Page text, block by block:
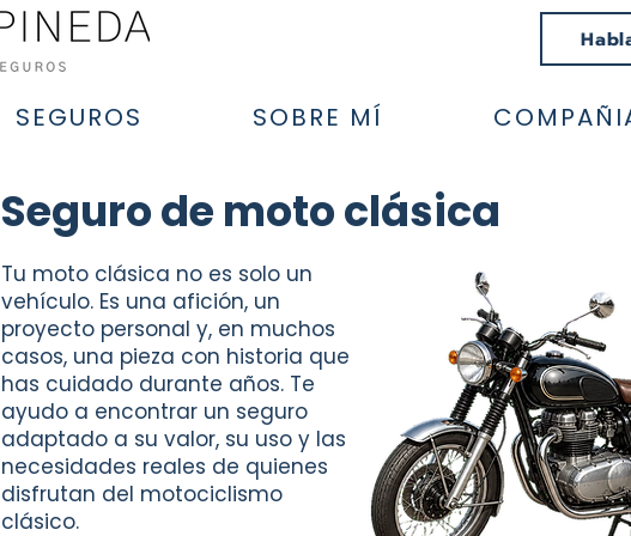
SEGUROS SOBRE MÍ
Tu moto clásica no es solo un
vehículo. Es una afición, un
proyecto personal y, en muchos
casos, una pieza con historia que
has cuidado durante años. Te
ayudo a encontrar un seguro
adaptado a su valor, su uso y las
necesidades reales de quienes
disfrutan del motociclismo
clásico.
Seguro de moto clásica